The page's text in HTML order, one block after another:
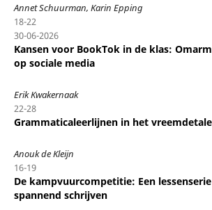
Annet Schuurman, Karin Epping
18-22
30-06-2026
Kansen voor BookTok in de klas:
op sociale media
Erik Kwakernaak
22-28
Grammaticaleerlijnen in het
Anouk de Kleijn
16-19
De kampvuurcompetitie: Een
spannend schrijven